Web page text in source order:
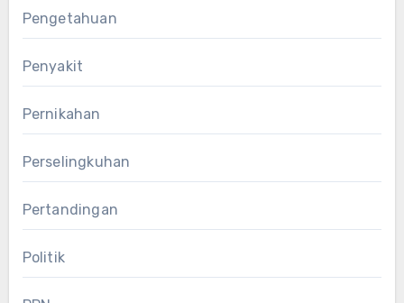
Pengetahuan
Penyakit
Pernikahan
Perselingkuhan
Pertandingan
Politik